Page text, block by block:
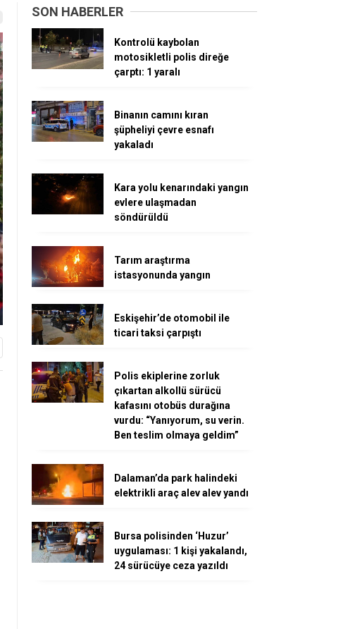
SON HABERLER
Kontrolü kaybolan
motosikletli polis direğe
çarptı: 1 yaralı
Binanın camını kıran
şüpheliyi çevre esnafı
yakaladı
Kara yolu kenarındaki yangın
evlere ulaşmadan
söndürüldü
Tarım araştırma
istasyonunda yangın
Eskişehir’de otomobil ile
ticari taksi çarpıştı
Polis ekiplerine zorluk
çıkartan alkollü sürücü
kafasını otobüs durağına
vurdu: “Yanıyorum, su verin.
Ben teslim olmaya geldim”
Dalaman’da park halindeki
elektrikli araç alev alev yandı
Bursa polisinden ‘Huzur’
uygulaması: 1 kişi yakalandı,
24 sürücüye ceza yazıldı